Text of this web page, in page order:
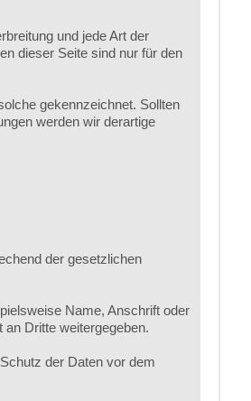
und jede Art der
dieser Seite sind nur für den
gekennzeichnet. Sollten
werden wir derartige
der gesetzlichen
Name, Anschrift oder
Dritte weitergegeben.
der Daten vor dem